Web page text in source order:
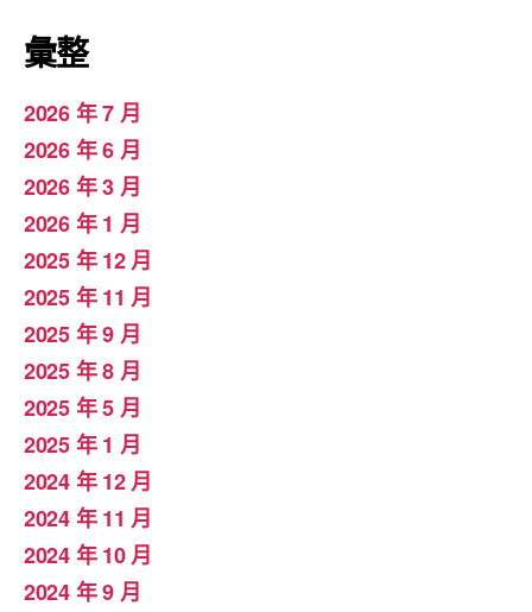
彙整
2026 年 7 月
2026 年 6 月
2026 年 3 月
2026 年 1 月
2025 年 12 月
2025 年 11 月
2025 年 9 月
2025 年 8 月
2025 年 5 月
2025 年 1 月
2024 年 12 月
2024 年 11 月
2024 年 10 月
2024 年 9 月